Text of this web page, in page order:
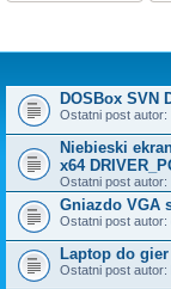
DOSBox SVN
Ostatni post autor:
Niebieski
x64
Ostatni post autor:
Gniazdo VGA
Ostatni post autor:
Laptop do gier
Ostatni post autor: